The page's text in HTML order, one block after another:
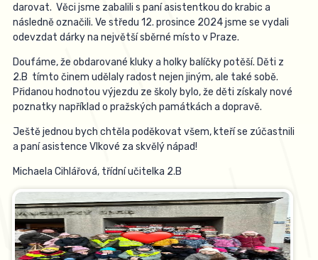
darovat. Věci jsme zabalili s paní asistentkou do krabic a
následně označili. Ve středu 12. prosince 2024 jsme se vydali
odevzdat dárky na největší sběrné místo v Praze.
Doufáme, že obdarované kluky a holky balíčky potěší. Děti z
2.B tímto činem udělaly radost nejen jiným, ale také sobě.
Přidanou hodnotou výjezdu ze školy bylo, že děti získaly nové
poznatky například o pražských památkách a dopravě.
Ještě jednou bych chtěla poděkovat všem, kteří se zúčastnili
a paní asistence Vlkové za skvělý nápad!
Michaela Cihlářová, třídní učitelka 2.B